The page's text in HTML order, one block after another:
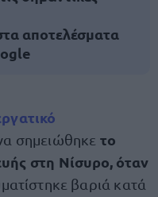
αποτελέσματα
σημειώθηκε το
στη Νίσυρο, όταν
βαριά κατά